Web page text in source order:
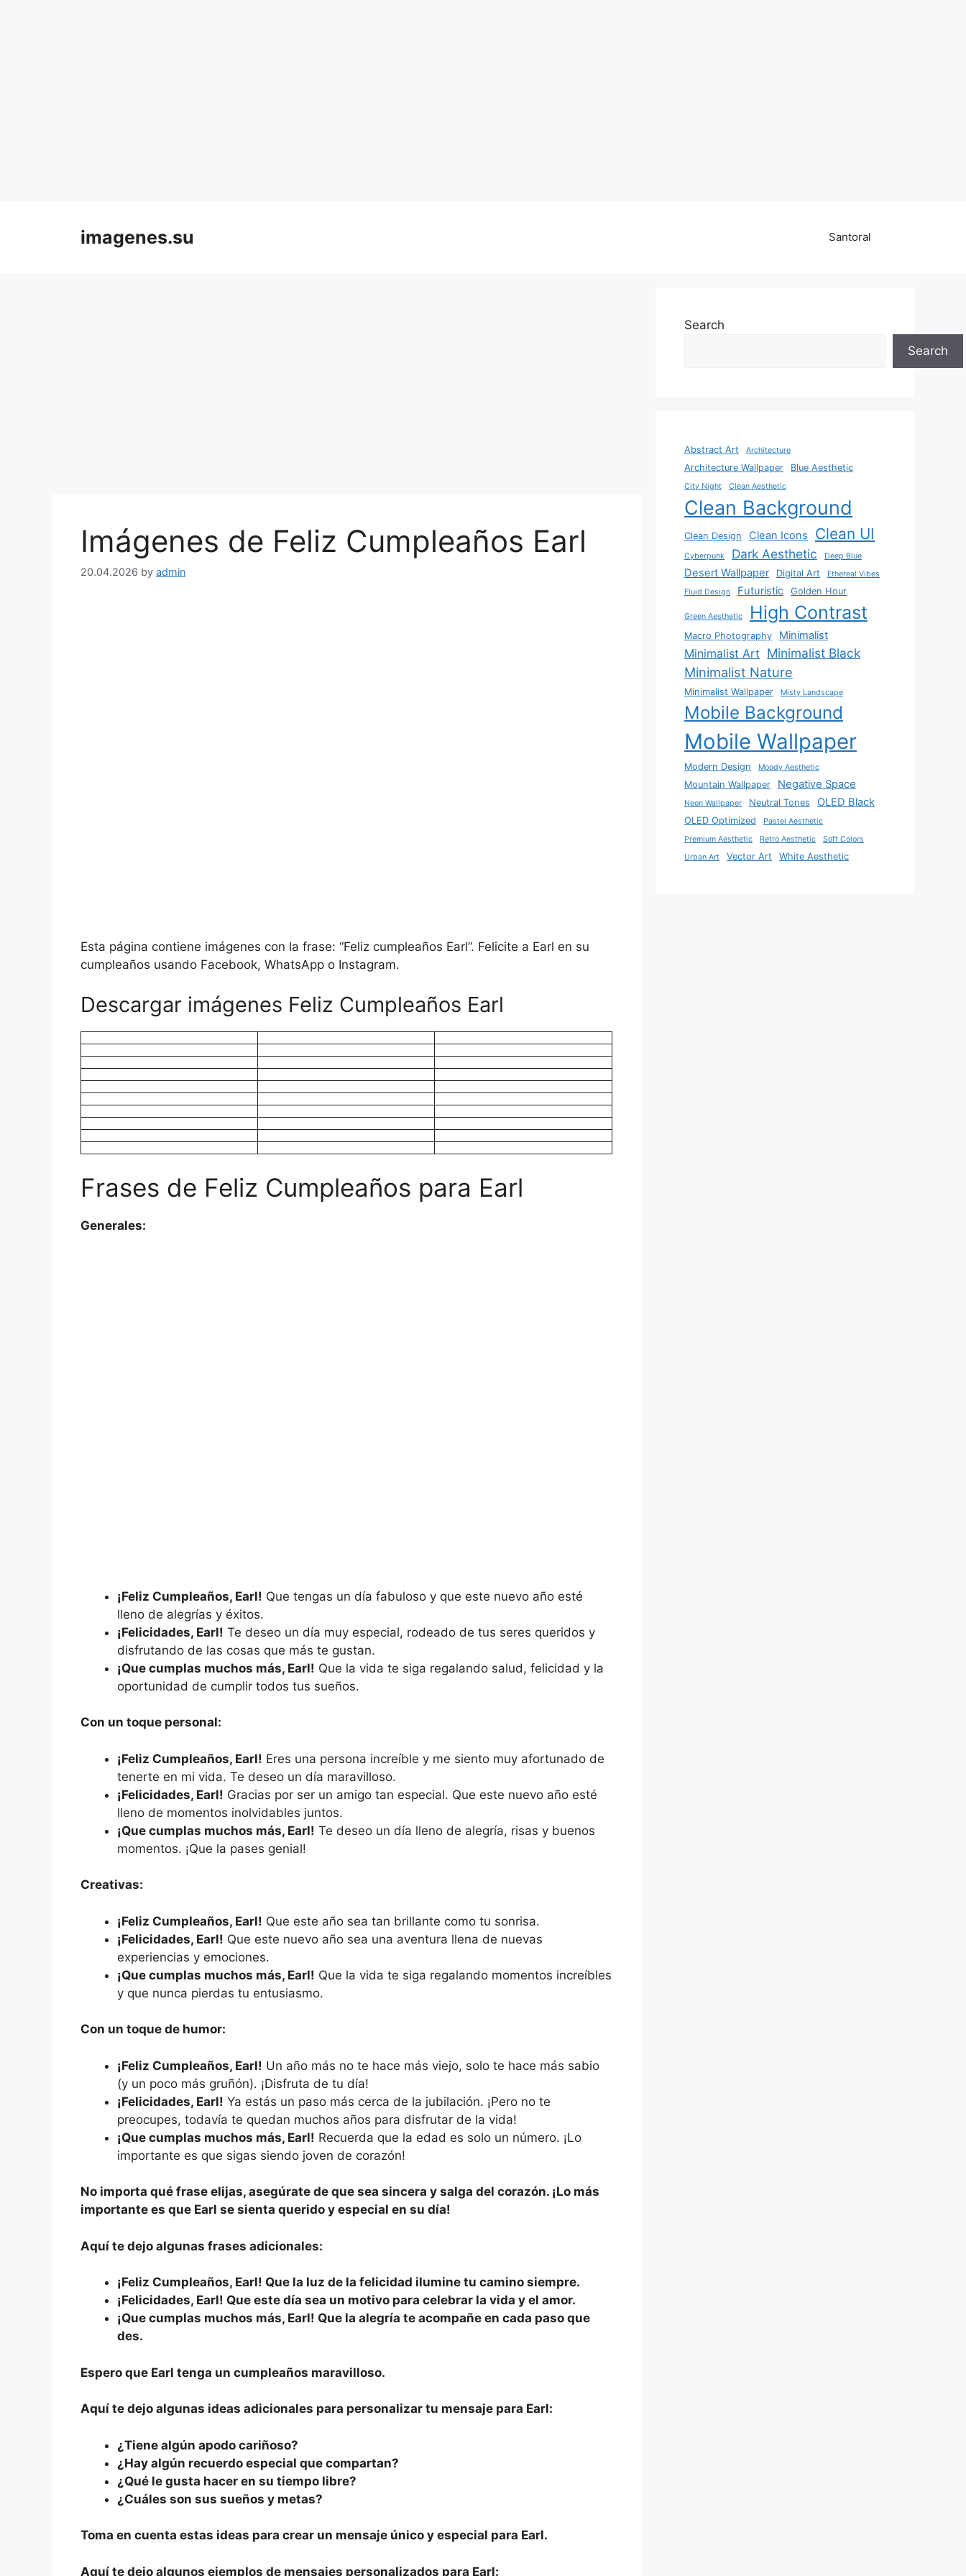
imagenes.su Santoral
Imágenes de Feliz Cumpleaños Earl
20.04.2026 by admin
Esta página contiene imágenes con la frase: “Feliz cumpleaños Earl”. Felicite a Earl en su
cumpleaños usando Facebook, WhatsApp o Instagram.
Descargar imágenes Feliz Cumpleaños Earl
Frases de Feliz Cumpleaños para Earl
Generales:
¡Feliz Cumpleaños, Earl! Que tengas un día fabuloso y que este nuevo año esté
lleno de alegrías y éxitos.
¡Felicidades, Earl! Te deseo un día muy especial, rodeado de tus seres queridos y
disfrutando de las cosas que más te gustan.
¡Que cumplas muchos más, Earl! Que la vida te siga regalando salud, felicidad y la
oportunidad de cumplir todos tus sueños.
Con un toque personal:
¡Feliz Cumpleaños, Earl! Eres una persona increíble y me siento muy afortunado de
tenerte en mi vida. Te deseo un día maravilloso.
¡Felicidades, Earl! Gracias por ser un amigo tan especial. Que este nuevo año esté
lleno de momentos inolvidables juntos.
¡Que cumplas muchos más, Earl! Te deseo un día lleno de alegría, risas y buenos
momentos. ¡Que la pases genial!
Creativas:
¡Feliz Cumpleaños, Earl! Que este año sea tan brillante como tu sonrisa.
¡Felicidades, Earl! Que este nuevo año sea una aventura llena de nuevas
experiencias y emociones.
¡Que cumplas muchos más, Earl! Que la vida te siga regalando momentos increíbles
y que nunca pierdas tu entusiasmo.
Con un toque de humor:
¡Feliz Cumpleaños, Earl! Un año más no te hace más viejo, solo te hace más sabio
(y un poco más gruñón). ¡Disfruta de tu día!
¡Felicidades, Earl! Ya estás un paso más cerca de la jubilación. ¡Pero no te
preocupes, todavía te quedan muchos años para disfrutar de la vida!
¡Que cumplas muchos más, Earl! Recuerda que la edad es solo un número. ¡Lo
importante es que sigas siendo joven de corazón!
No importa qué frase elijas, asegúrate de que sea sincera y salga del corazón. ¡Lo más
importante es que Earl se sienta querido y especial en su día!
Aquí te dejo algunas frases adicionales:
¡Feliz Cumpleaños, Earl! Que la luz de la felicidad ilumine tu camino siempre.
¡Felicidades, Earl! Que este día sea un motivo para celebrar la vida y el amor.
¡Que cumplas muchos más, Earl! Que la alegría te acompañe en cada paso que
des.
Espero que Earl tenga un cumpleaños maravilloso.
Aquí te dejo algunas ideas adicionales para personalizar tu mensaje para Earl:
¿Tiene algún apodo cariñoso?
¿Hay algún recuerdo especial que compartan?
¿Qué le gusta hacer en su tiempo libre?
¿Cuáles son sus sueños y metas?
Toma en cuenta estas ideas para crear un mensaje único y especial para Earl.
Aquí te dejo algunos ejemplos de mensajes personalizados para Earl:
Search
Search
Abstract Art Architecture
Architecture Wallpaper Blue Aesthetic
City Night Clean Aesthetic
Clean Background
Clean Design Clean Icons Clean UI
Cyberpunk Dark Aesthetic Deep Blue
Desert Wallpaper Digital Art
Ethereal Vibes
Fluid Design
Futuristic Golden Hour
Green Aesthetic High Contrast
Macro Photography Minimalist
Minimalist Art Minimalist Black
Minimalist Nature
Minimalist Wallpaper Misty Landscape
Mobile Background
Mobile Wallpaper
Modern Design Moody Aesthetic
Mountain Wallpaper Negative Space
Neon Wallpaper Neutral Tones OLED Black
OLED Optimized
Pastel Aesthetic
Premium Aesthetic
Retro Aesthetic
Soft Colors
Urban Art
Vector Art White Aesthetic